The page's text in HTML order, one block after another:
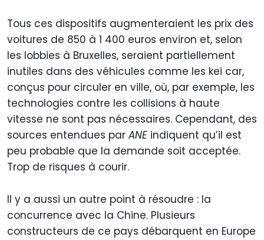
Tous ces dispositifs augmenteraient les prix des
voitures de 850 à 1 400 euros environ et, selon
les lobbies à Bruxelles, seraient partiellement
inutiles dans des véhicules comme les kei car,
conçus pour circuler en ville, où, par exemple, les
technologies contre les collisions à haute
vitesse ne sont pas nécessaires. Cependant, des
sources entendues par ANE indiquent qu’il est
peu probable que la demande soit acceptée.
Trop de risques à courir.
Il y a aussi un autre point à résoudre : la
concurrence avec la Chine. Plusieurs
constructeurs de ce pays débarquent en Europe